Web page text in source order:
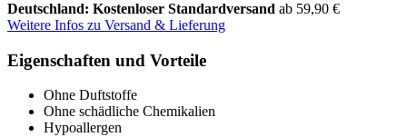
Deutschland: Kostenloser Standardversand ab 59,90 €
Weitere Infos zu Versand & Lieferung
Eigenschaften und Vorteile
Ohne Duftstoffe
Ohne schädliche Chemikalien
Hypoallergen